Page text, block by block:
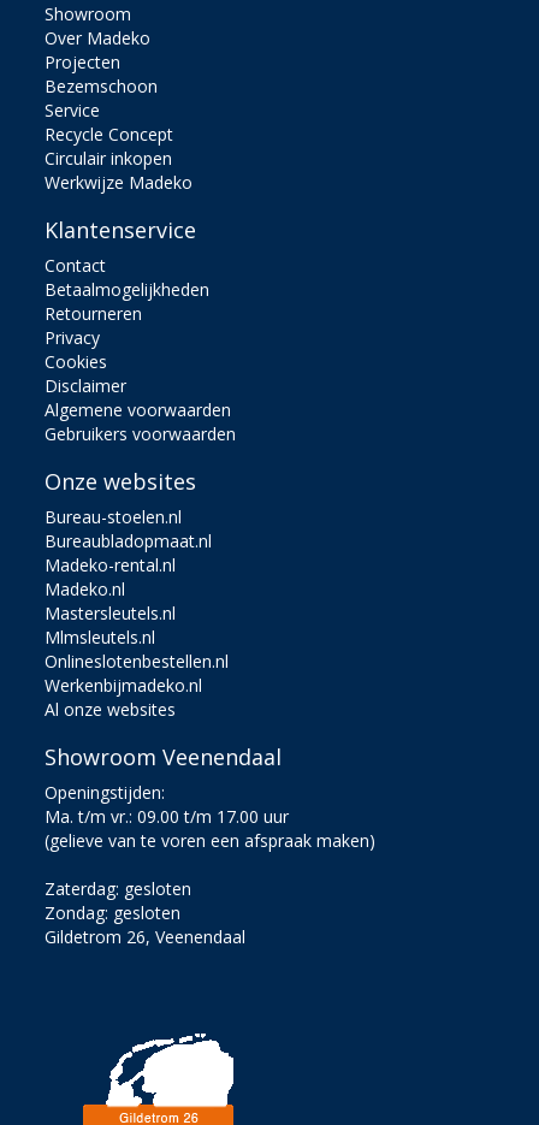
Showroom
Over Madeko
Projecten
Bezemschoon
Service
Recycle Concept
Circulair inkopen
Werkwijze Madeko
Klantenservice
Contact
Betaalmogelijkheden
Retourneren
Privacy
Cookies
Disclaimer
Algemene voorwaarden
Gebruikers voorwaarden
Onze websites
Bureau-stoelen.nl
Bureaubladopmaat.nl
Madeko-rental.nl
Madeko.nl
Mastersleutels.nl
Mlmsleutels.nl
Onlineslotenbestellen.nl
Werkenbijmadeko.nl
Al onze websites
Showroom Veenendaal
Openingstijden:
Ma. t/m vr.: 09.00 t/m 17.00 uur
(gelieve van te voren een afspraak maken)
Zaterdag: gesloten
Zondag: gesloten
Gildetrom 26, Veenendaal